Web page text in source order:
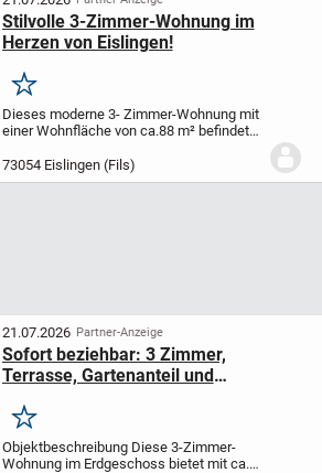
Stilvolle 3-Zimmer-Wohnung im
Herzen von Eislingen!
Merken
Dieses moderne 3- Zimmer-Wohnung mit
einer Wohnfläche von ca.88 m² befindet
Wohn- und Geschäftsgebäudes vom
Baujahr 1994, inmitten einer lebendigen
73054 Eislingen (Fils)
21.07.2026 Partner-Anzeige
Sofort beziehbar: 3 Zimmer,
Terrasse, Gartenanteil und
Merken
Objektbeschreibung Diese 3-Zimmer-
Wohnung im Erdgeschoss bietet mit ca.